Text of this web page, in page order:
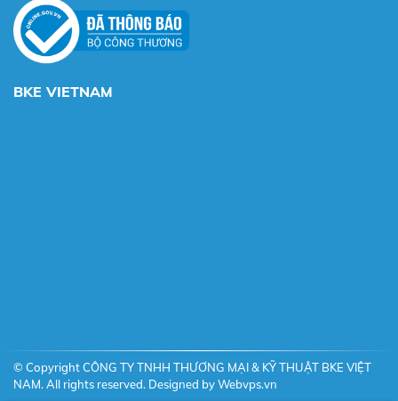
BKE VIETNAM
© Copyright CÔNG TY TNHH THƯƠNG MẠI & KỸ THUẬT BKE VIỆT
NAM. All rights reserved. Designed byWebvps.vn